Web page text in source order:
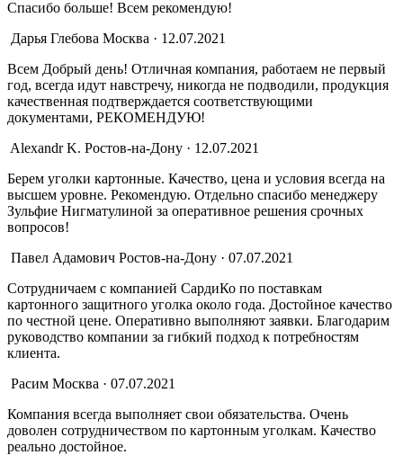
Спасибо больше! Всем рекомендую!
Дарья Глебова Москва · 12.07.2021
Всем Добрый день! Отличная компания, работаем не первый
год, всегда идут навстречу, никогда не подводили, продукция
качественная подтверждается соответствующими
документами, РЕКОМЕНДУЮ!
Alexandr K. Ростов-на-Дону · 12.07.2021
Берем уголки картонные. Качество, цена и условия всегда на
высшем уровне. Рекомендую. Отдельно спасибо менеджеру
Зульфие Нигматулиной за оперативное решения срочных
вопросов!
Павел Адамович Ростов-на-Дону · 07.07.2021
Сотрудничаем с компанией СардиКо по поставкам
картонного защитного уголка около года. Достойное качество
по честной цене. Оперативно выполняют заявки. Благодарим
руководство компании за гибкий подход к потребностям
клиента.
Расим Москва · 07.07.2021
Компания всегда выполняет свои обязательства. Очень
доволен сотрудничеством по картонным уголкам. Качество
реально достойное.